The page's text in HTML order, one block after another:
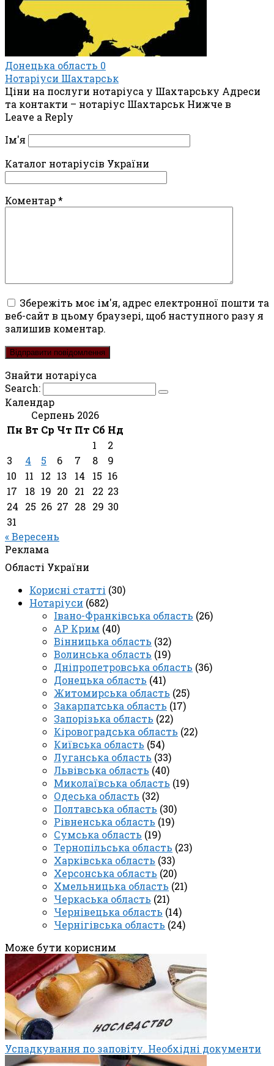
Донецька область 0
Нотаріуси Шахтарськ
Ціни на послуги нотаріуса у Шахтарську Адреси
та контакти – нотаріус Шахтарськ Нижче в
Leave a Reply
Ім'я
Каталог нотаріусів України
Коментар*
Збережіть моє ім'я, адрес електронної пошти та
веб-сайт в цьому браузері, щоб наступного разу я
залишив коментар.
Знайти нотаріуса
Search:
Календар
Серпень 2026
Пн Вт Ср Чт Пт Сб Нд
1
2
3
4 5 6 7 8
9
10
11 12 13 14 15 16
17
18 19 20 21 22 23
24
25 26 27 28 29 30
31
« Вересень
Реклама
Області України
Корисні статті (30)
Нотаріуси (682)
Івано-Франківська область (26)
АР Крим (40)
Вінницька область (32)
Волинська область (19)
Дніпропетровська область (36)
Донецька область (41)
Житомирська область (25)
Закарпатська область (17)
Запорізька область (22)
Кіровоградська область (22)
Київська область (54)
Луганська область (33)
Львівська область (40)
Миколаївська область (19)
Одеська область (32)
Полтавська область (30)
Рівненська область (19)
Сумська область (19)
Тернопільська область (23)
Харківська область (33)
Херсонська область (20)
Хмельницька область (21)
Черкаська область (21)
Чернівецька область (14)
Чернігівська область (24)
Може бути корисним
Успадкування по заповіту. Необхідні документи